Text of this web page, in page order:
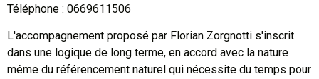
Téléphone : 0669611506
L'accompagnement proposé par Florian Zorgnotti s'inscrit
dans une logique de long terme, en accord avec la nature
même du référencement naturel qui nécessite du temps pour